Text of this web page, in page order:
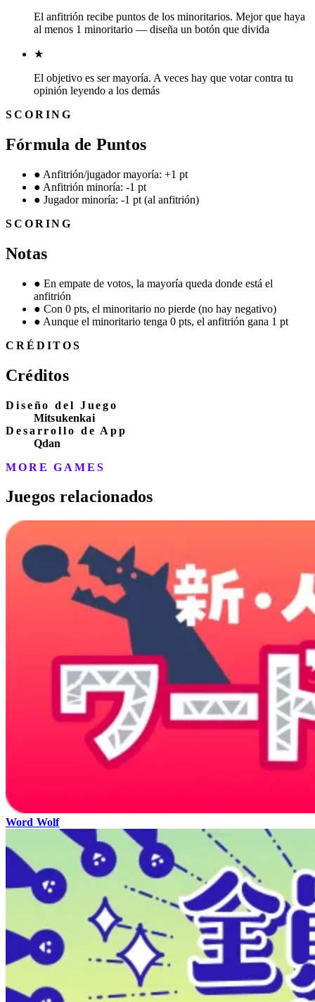
El anfitrión recibe puntos de los minoritarios. Mejor que haya
al menos 1 minoritario — diseña un botón que divida
★
El objetivo es ser mayoría. A veces hay que votar contra tu
opinión leyendo a los demás
SCORING
Fórmula de Puntos
● Anfitrión/jugador mayoría: +1 pt
● Anfitrión minoría: -1 pt
● Jugador minoría: -1 pt (al anfitrión)
SCORING
Notas
● En empate de votos, la mayoría queda donde está el
anfitrión
● Con 0 pts, el minoritario no pierde (no hay negativo)
● Aunque el minoritario tenga 0 pts, el anfitrión gana 1 pt
CRÉDITOS
Créditos
Diseño del Juego
Mitsukenkai
Desarrollo de App
Qdan
MORE GAMES
Juegos relacionados
Word Wolf